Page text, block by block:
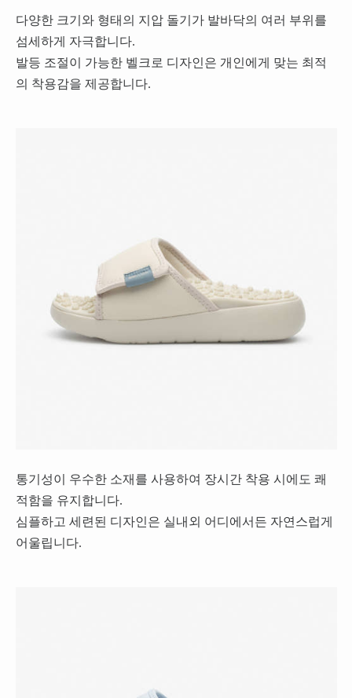
다양한 크기와 형태의 지압 돌기가 발바닥의 여러 부위를
섬세하게 자극합니다.
발등 조절이 가능한 벨크로 디자인은 개인에게 맞는 최적
의 착용감을 제공합니다.
통기성이 우수한 소재를 사용하여 장시간 착용 시에도 쾌
적함을 유지합니다.
심플하고 세련된 디자인은 실내외 어디에서든 자연스럽게
어울립니다.